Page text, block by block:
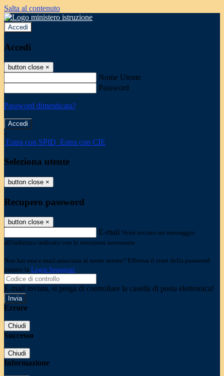
Salta al contenuto
Accedi
Accedi
button close ×
Nome Utente
Password
Password dimenticata?
-
Entra con SPID Entra con CIE
Seleziona utente
button close ×
Recupero password
button close ×
E-mail Verrà inviato un messaggio
all'indirizzo indicato con le istruzioni necessarie.
Non hai una e-mail associata al nome utente? Effettua il reset della password
tramite la Login Spaggiari
E-mail inviata, si prega di controllare la casella di posta elettronica!
Errore
Chiudi
Successo
Chiudi
Informazione